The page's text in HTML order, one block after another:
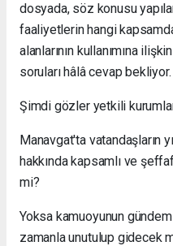
dosyada, söz konusu
faaliyetlerin hangi
alanlarının kullanımına
soruları hâlâ cevap bekliyor.
Şimdi gözler yetkili
Manavgat'ta vatandaşların
hakkında kapsamlı ve
mi?
Yoksa kamuoyunun
zamanla unutulup gidecek